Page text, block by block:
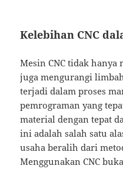
Kelebihan CNC
Mesin CNC tidak
juga mengurangi
terjadi dalam proses
pemrograman yang
material dengan tepat
ini adalah salah satu
usaha beralih dari
Menggunakan CNC